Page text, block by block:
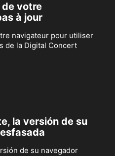
de votre
à jour
navigateur pour utiliser
de la Digital Concert
la versión de su
de su navegador